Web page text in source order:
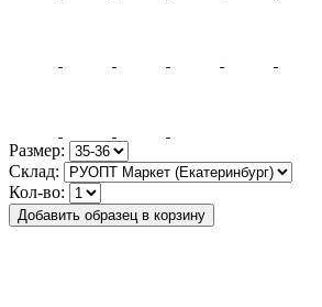
Размер:
Склад:
Кол-во:
Добавить образец в корзину